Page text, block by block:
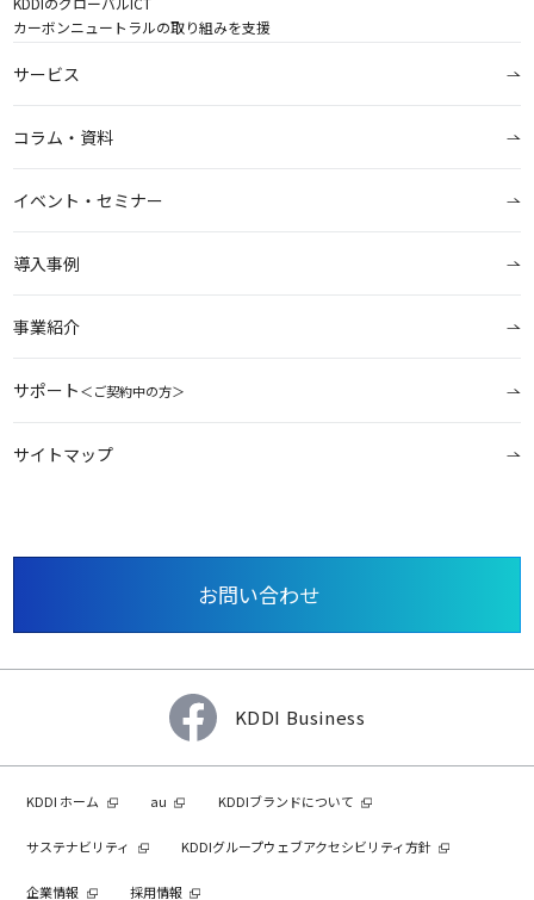
カーボンニュートラルの取り組みを支援
サービス
コラム・資料
イベント・セミナー
導入事例
事業紹介
サポート＜ご契約中の方＞
サイトマップ
お問い合わせ
KDDI Business
KDDI ホーム au KDDIブランドについて
サステナビリティ KDDIグループウェブアクセシビリティ方針
企業情報 採用情報